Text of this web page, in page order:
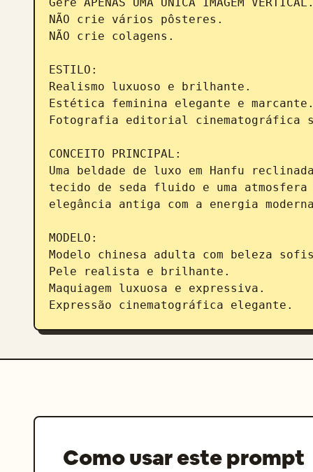
NÃO crie vários pôsteres.
NÃO crie colagens.
ESTILO:
Realismo luxuoso e brilhante.
Estética feminina elegante e marcante.
Fotografia editorial cinematográfica
CONCEITO PRINCIPAL:
Uma beldade de luxo em Hanfu
tecido de seda fluido e uma
elegância antiga com a energia
MODELO:
Modelo chinesa adulta com beleza
Pele realista e brilhante.
Maquiagem luxuosa e expressiva.
Expressão cinematográfica elegante.
Dourado-champanhe
Hanfu de cetim
Como usar este prompt